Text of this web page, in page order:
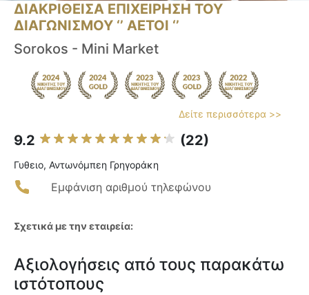
ΔΙΑΚΡΙΘΕΙΣΑ ΕΠΙΧΕΙΡΗΣΗ ΤΟΥ
ΔΙΑΓΩΝΙΣΜΟΥ ‘’ ΑΕΤΟΙ ‘’
Sorokos - Mini Market
Δείτε περισσότερα >>
9.2 (22)
Γυθειο, Αντωνόμπεη Γρηγοράκη
Εμφάνιση αριθμού τηλεφώνου
Σχετικά με την εταιρεία:
Αξιολογήσεις από τους παρακάτω
ιστότοπους